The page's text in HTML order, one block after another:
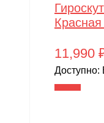
11,990
Доступно: